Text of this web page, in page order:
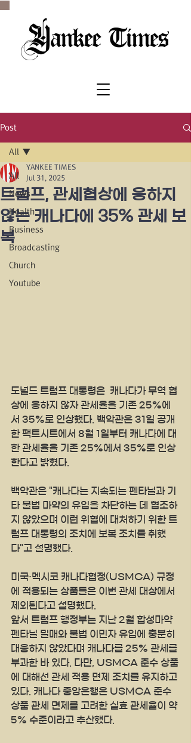
Post
All
News
Health
Business
Broadcasting
Church
Youtube
All
트럼프, 관세협상에 응하지
않는 캐나다에 35% 관세 보
복
YANKEE TIMES
Jul 31, 2025
도널드 트럼프 대통령은  캐나다가 무역 협
상에 응하지 않자 관세율을 기존 25%에
서 35%로 인상했다. 백악관은 31일 공개
한 팩트시트에서 8월 1일부터 캐나다에 대
한 관세율을 기존 25%에서 35%로 인상
한다고 밝혔다.
백악관은 "캐나다는 지속되는 펜타닐과 기
타 불법 마약의 유입을 차단하는 데 협조하
지 않았으며 이런 위협에 대처하기 위한 트
럼프 대통령의 조치에 보복 조치를 취했
다"고 설명했다.
미국·멕시코 캐나다협정(USMCA) 규정
에 적용되는 상품들은 이번 관세 대상에서
제외된다고 설명했다.
앞서 트럼프 행정부는 지난 2월 합성마약
펜타닐 밀매와 불법 이민자 유입에 충분히
대응하지 않았다며 캐나다를 25% 관세를
부과한 바 있다. 다만, USMCA 준수 상품
에 대해선 관세 적용 면제 조치를 유지하고
있다. 캐나다 중앙은행은 USMCA 준수
상품 관세 면제를 고려한 실효 관세율이 약
5% 수준이라고 추산했다.